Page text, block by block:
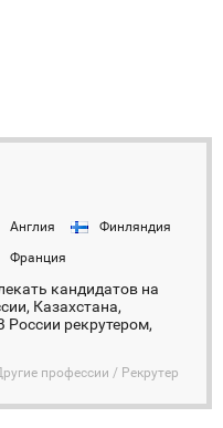
Англия
Финляндия
Франция
кандидатов на
Казахстана,
России рекрутером,
профессии / Рекрутер